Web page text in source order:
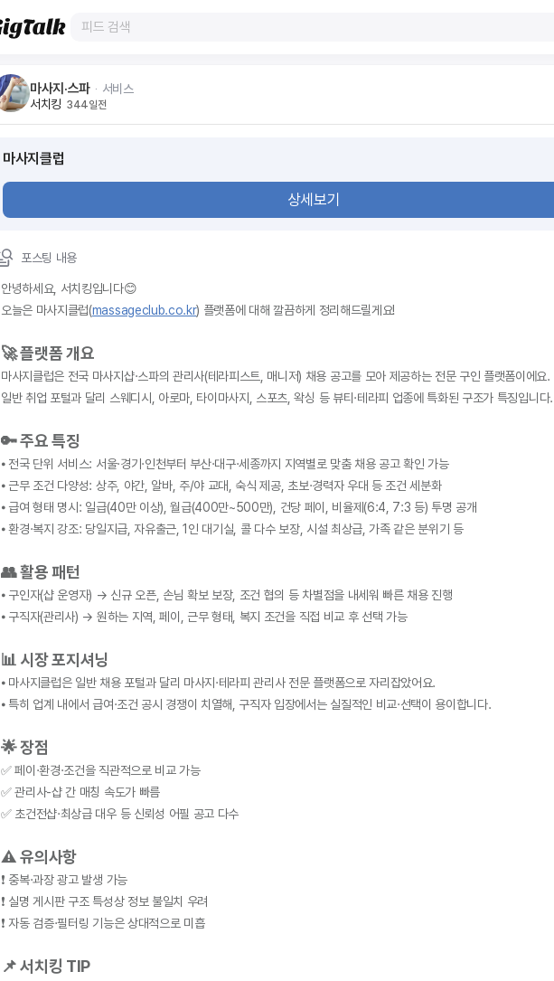
마사지·스파 ᆞ 서비스
서치킹 344일전
마사지클럽
상세보기
포스팅 내용
안녕하세요, 서치킹입니다😊
오늘은 마사지클럽(massageclub.co.kr) 플랫폼에 대해 깔끔하게 정리해드릴게요!
🚀 플랫폼 개요
마사지클럽은 전국 마사지샵·스파의 관리사(테라피스트, 매니저) 채용 공고를 모아 제공하는 전문 구인 플랫폼이에요.
일반 취업 포털과 달리 스웨디시, 아로마, 타이마사지, 스포츠, 왁싱 등 뷰티·테라피 업종에 특화된 구조가 특징입니다.
🔑 주요 특징
⦁ 전국 단위 서비스: 서울·경기·인천부터 부산·대구·세종까지 지역별로 맞춤 채용 공고 확인 가능
⦁ 근무 조건 다양성: 상주, 야간, 알바, 주/야 교대, 숙식 제공, 초보·경력자 우대 등 조건 세분화
⦁ 급여 형태 명시: 일급(40만 이상), 월급(400만~500만), 건당 페이, 비율제(6:4, 7:3 등) 투명 공개
⦁ 환경·복지 강조: 당일지급, 자유출근, 1인 대기실, 콜 다수 보장, 시설 최상급, 가족 같은 분위기 등
👥 활용 패턴
⦁ 구인자(샵 운영자) → 신규 오픈, 손님 확보 보장, 조건 협의 등 차별점을 내세워 빠른 채용 진행
⦁ 구직자(관리사) → 원하는 지역, 페이, 근무 형태, 복지 조건을 직접 비교 후 선택 가능
📊 시장 포지셔닝
⦁ 마사지클럽은 일반 채용 포털과 달리 마사지·테라피 관리사 전문 플랫폼으로 자리잡았어요.
⦁ 특히 업계 내에서 급여·조건 공시 경쟁이 치열해, 구직자 입장에서는 실질적인 비교·선택이 용이합니다.
🌟 장점
✅ 페이·환경·조건을 직관적으로 비교 가능
✅ 관리사-샵 간 매칭 속도가 빠름
✅ 초건전샵·최상급 대우 등 신뢰성 어필 공고 다수
⚠️ 유의사항
❗ 중복·과장 광고 발생 가능
❗ 실명 게시판 구조 특성상 정보 불일치 우려
❗ 자동 검증·필터링 기능은 상대적으로 미흡
📌 서치킹 TIP